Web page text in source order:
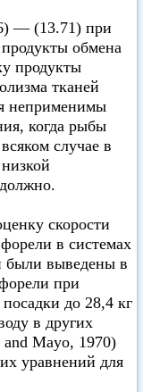
— (13.71) при
обмена
продукты
тканей
неприменимы
когда рыбы
случае в
скорости
в системах
были выведены в
при
до 28,4 кг
в других
Mayo, 1970)
уравнений для